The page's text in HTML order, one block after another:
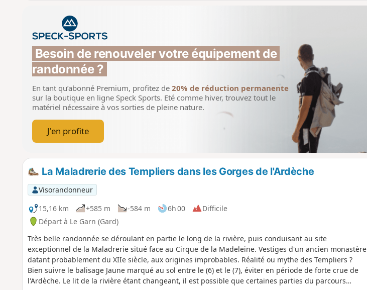
Besoin de renouveler votre équipement de
randonnée ?
En tant qu’abonné Premium, profitez de 20% de réduction permanente
sur la boutique en ligne Speck Sports. Eté comme hiver, trouvez tout le
matériel nécessaire à vos sorties de pleine nature.
J'en profite
La Maladrerie des Templiers dans les Gorges de l'Ardèche
Visorandonneur
15,16 km
+585 m -584 m 6h 00
Difficile
Départ à Le Garn (Gard)
Très belle randonnée se déroulant en partie le long de la rivière, puis conduisant au site
exceptionnel de la Maladrerie situé face au Cirque de la Madeleine. Vestiges d'un ancien monastère
datant probablement du XIIe siècle, aux origines improbables. Réalité ou mythe des Templiers ?
Bien suivre le balisage Jaune marqué au sol entre le (6) et le (7), éviter en période de forte crue de
l'Ardèche. Le lit de la rivière étant changeant, il est possible que certaines parties du parcours